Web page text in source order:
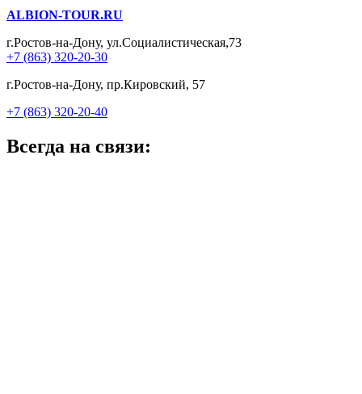
ALBION-TOUR.RU
г.Ростов-на-Дону, ул.Социалистическая,73
+7 (863) 320-20-30
г.Ростов-на-Дону, пр.Кировский, 57
+7 (863) 320-20-40
Всегда на связи: